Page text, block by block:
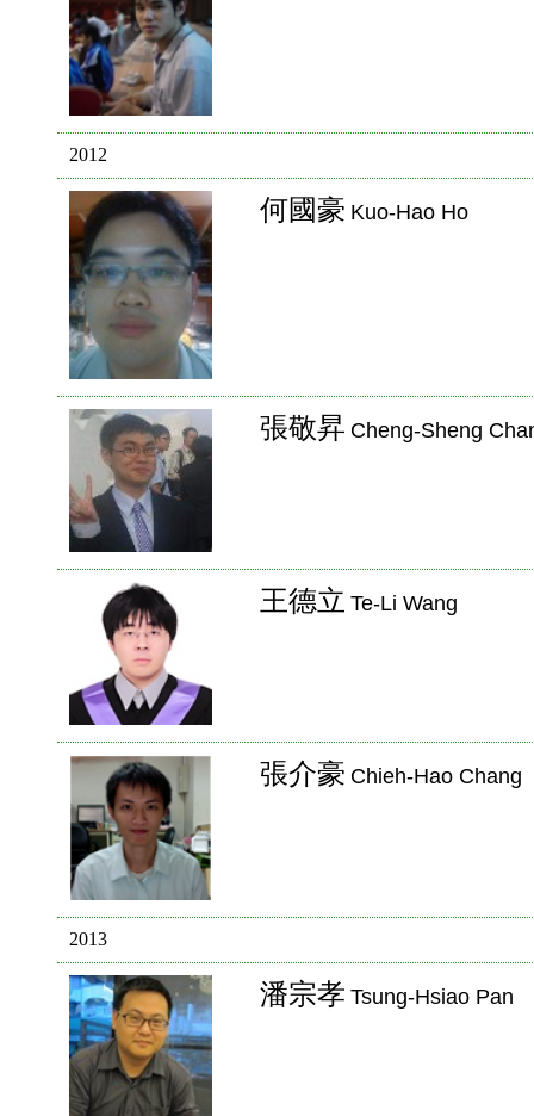
2012
何國豪 Kuo-Hao Ho
張敬昇 Cheng-Sheng
王德立 Te-Li Wang
張介豪 Chieh-Hao Chang
2013
潘宗孝 Tsung-Hsiao Pan